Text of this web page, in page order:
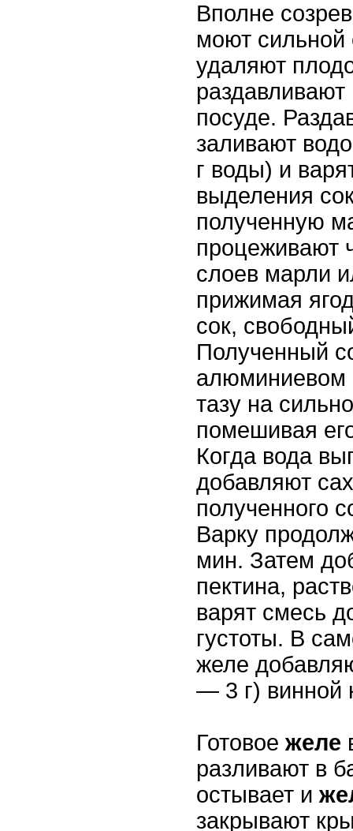
Вполне
моют сильной
удаляют
раздавливают
посуде.
заливают
г воды) и
выделения
полученную
процеживают
слоев марли
прижимая
сок,
Полученный
алюминиевом
тазу на
помешивая
Когда вода
добавляют
полученного
Варку
мин. Затем
пектина,
варят смесь
густоты. В
желе
— 3 г) винной
Готовое желе
разливают в
остывает и
закрывают